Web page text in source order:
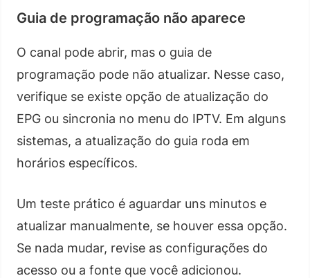
Guia de programação não aparece
O canal pode abrir, mas o guia de
programação pode não atualizar. Nesse caso,
verifique se existe opção de atualização do
EPG ou sincronia no menu do IPTV. Em alguns
sistemas, a atualização do guia roda em
horários específicos.
Um teste prático é aguardar uns minutos e
atualizar manualmente, se houver essa opção.
Se nada mudar, revise as configurações do
acesso ou a fonte que você adicionou.